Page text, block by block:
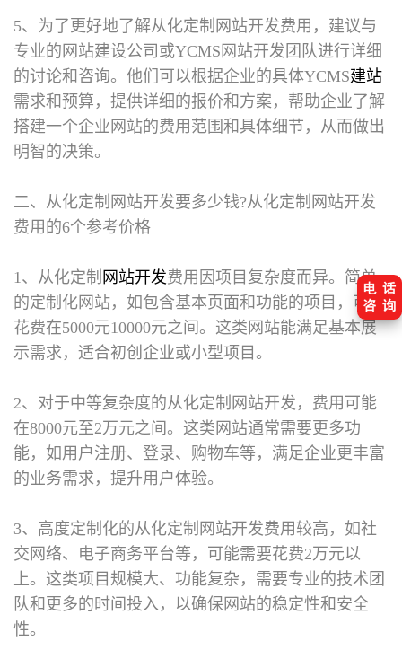
5、为了更好地了解从化定制网站开发费用，建议与
专业的网站建设公司或YCMS网站开发团队进行详细
的讨论和咨询。他们可以根据企业的具体YCMS建站
需求和预算，提供详细的报价和方案，帮助企业了解
搭建一个企业网站的费用范围和具体细节，从而做出
明智的决策。
二、从化定制网站开发要多少钱?从化定制网站开发
费用的6个参考价格
1、从化定制 网站开发费用因项目复杂度而异。简单
的定制化网站，如包含基本页面和功能的项目，可能
花费在5000元10000元之间。这类网站能满足基本展
示需求，适合初创企业或小型项目。
2、对于中等复杂度的从化定制网站开发，费用可能
在8000元至2万元之间。这类网站通常需要更多功
能，如用户注册、登录、购物车等，满足企业更丰富
的业务需求，提升用户体验。
3、高度定制化的从化定制网站开发费用较高，如社
交网络、电子商务平台等，可能需要花费2万元以
上。这类项目规模大、功能复杂，需要专业的技术团
队和更多的时间投入，以确保网站的稳定性和安全
性。